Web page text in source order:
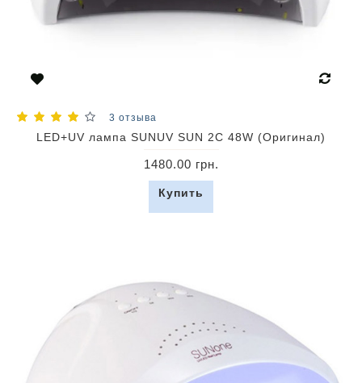
3 отзыва
LED+UV лампа SUNUV SUN 2C 48W (Оригинал)
1480.00 грн.
Купить